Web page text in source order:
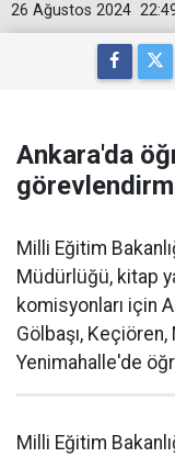
26 Ağustos 2024
Ankara'da
Milli Eğitim
Müdürlüğü, kitap
komisyonları için
Gölbaşı,
Yenimahalle'de
Milli Eğitim